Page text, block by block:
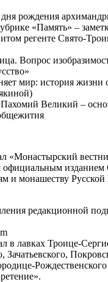
рождения
«Память» –
регенте Свято-
Вопрос
мир: история жизни
Великий –
«Монастырский
официальным
и монашеству
редакционной
в лавках Троице-
Зачатьевского,